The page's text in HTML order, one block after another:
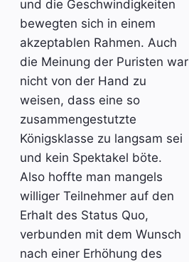
und die Geschwindigkeiten
bewegten sich in einem
akzeptablen Rahmen. Auch
die Meinung der Puristen war
nicht von der Hand zu
weisen, dass eine so
zusammengestutzte
Königsklasse zu langsam sei
und kein Spektakel böte.
Also hoffte man mangels
williger Teilnehmer auf den
Erhalt des Status Quo,
verbunden mit dem Wunsch
nach einer Erhöhung des